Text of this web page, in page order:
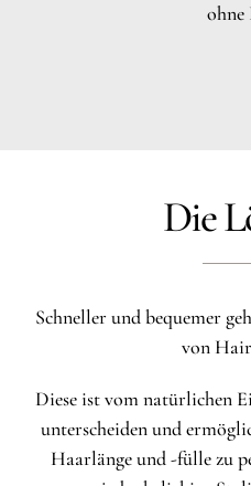
ohne
Die
Schneller und bequemer
von
Diese ist vom natürlichen
unterscheiden und
Haarlänge und -fülle zu